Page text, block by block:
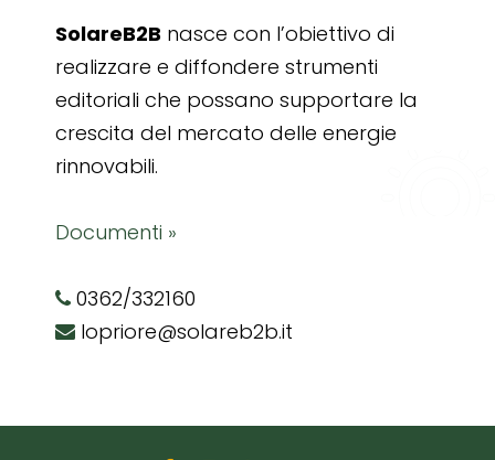
SolareB2B nasce con l’obiettivo di
realizzare e diffondere strumenti
editoriali che possano supportare la
crescita del mercato delle energie
rinnovabili.
Documenti »
0362/332160
lopriore@solareb2b.it